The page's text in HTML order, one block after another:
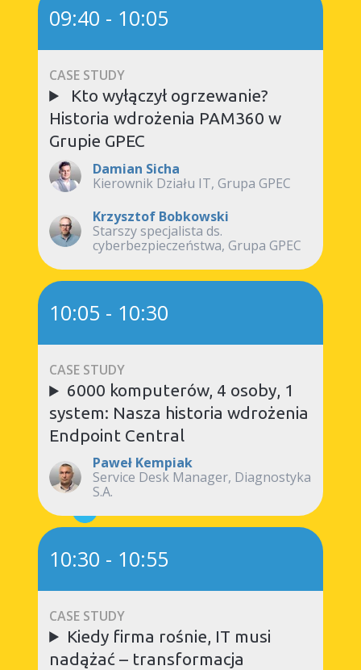
09:40 - 10:05
CASE STUDY
Kto wyłączył ogrzewanie?
Historia wdrożenia PAM360 w
Grupie GPEC
Damian Sicha
Kierownik Działu IT, Grupa GPEC
Krzysztof Bobkowski
Starszy specjalista ds.
cyberbezpieczeństwa, Grupa GPEC
10:05 - 10:30
CASE STUDY
6000 komputerów, 4 osoby, 1
system: Nasza historia wdrożenia
Endpoint Central
Paweł Kempiak
Service Desk Manager, Diagnostyka
S.A.
10:30 - 10:55
CASE STUDY
Kiedy firma rośnie, IT musi
nadążać – transformacja